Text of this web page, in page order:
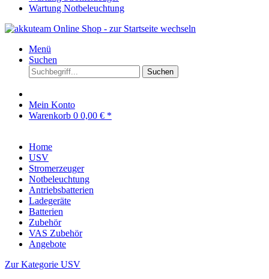
Wartung Notbeleuchtung
Menü
Suchen
Suchen
Mein Konto
Warenkorb 0 0,00 € *
Home
USV
Stromerzeuger
Notbeleuchtung
Antriebsbatterien
Ladegeräte
Batterien
Zubehör
VAS Zubehör
Angebote
Zur Kategorie USV